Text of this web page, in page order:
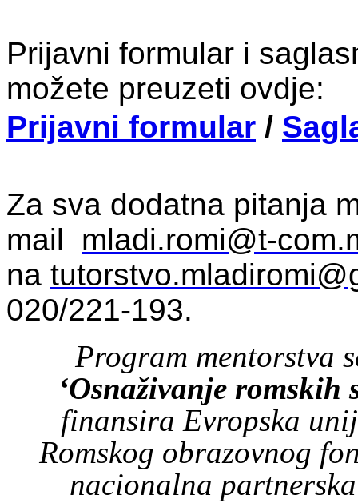
Prijavni formular i
možete preuzeti ovdje:
Prijavni formular /
Za sva dodatna pitanja
mail mladi.romi@t-
na
020/221-193.
Program mentorstva
‘Osnaživanje romskih
finansira Evropska
Romskog obrazovnog
nacionalna